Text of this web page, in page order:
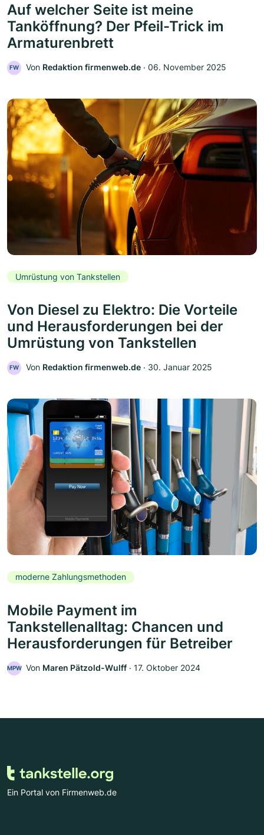
Auf welcher Seite ist meine
Tanköffnung? Der Pfeil-Trick im
Armaturenbrett
FW Von Redaktion firmenweb.de ‧ 06. November 2025
Umrüstung von Tankstellen
Von Diesel zu Elektro: Die Vorteile
und Herausforderungen bei der
Umrüstung von Tankstellen
FW Von Redaktion firmenweb.de ‧ 30. Januar 2025
moderne Zahlungsmethoden
Mobile Payment im
Tankstellenalltag: Chancen und
Herausforderungen für Betreiber
MPW Von Maren Pätzold-Wulff ‧ 17. Oktober 2024
Ein Portal von Firmenweb.de